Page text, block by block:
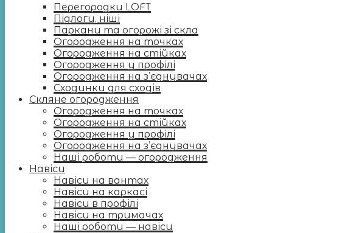
Перегородки LOFT
Підлоги, ніші
Паркани та огорожі зі скла
Огородження на точках
Огородження на стійках
Огородження у профілі
Огородження на з’єднувачах
Сходинки для сходів
Скляне огородження
Огородження на точках
Огородження на стійках
Огородження у профілі
Огородження на з’єднувачах
Наші роботи — огородження
Навіси
Навіси на вантах
Навіси на каркасі
Навіси в профілі
Навіси на тримачах
Наші роботи — навіси